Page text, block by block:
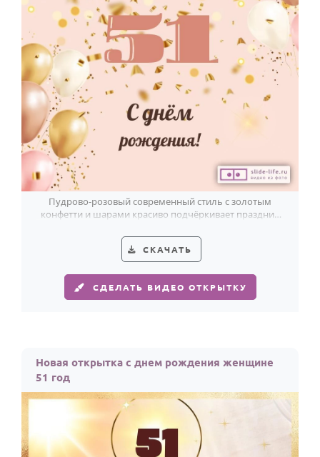
Пудрово-розовый современный стиль с золотым
конфетти и шарами красиво подчёркивает праздник
СКАЧАТЬ
СДЕЛАТЬ ВИДЕО ОТКРЫТКУ
Новая открытка с днем рождения женщине
51 год